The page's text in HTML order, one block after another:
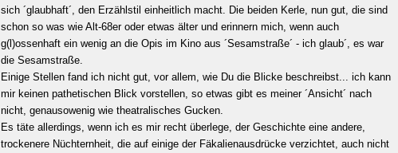
sich ´glaubhaft´, den Erzählstil einheitlich macht. Die beiden Kerle, nun gut, die sind
schon so was wie Alt-68er oder etwas älter und erinnern mich, wenn auch
g(l)ossenhaft ein wenig an die Opis im Kino aus ´Sesamstraße´ - ich glaub´, es war
die Sesamstraße.
Einige Stellen fand ich nicht gut, vor allem, wie Du die Blicke beschreibst... ich kann
mir keinen pathetischen Blick vorstellen, so etwas gibt es meiner ´Ansicht´ nach
nicht, genausowenig wie theatralisches Gucken.
Es täte allerdings, wenn ich es mir recht überlege, der Geschichte eine andere,
trockenere Nüchternheit, die auf einige der Fäkalienausdrücke verzichtet, auch nicht